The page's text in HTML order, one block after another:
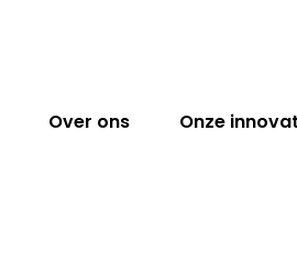
Over ons Onze